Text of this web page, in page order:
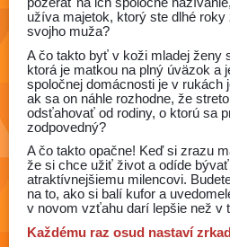
užíva majetok, ktorý ste dlhé
svojho muža?
A čo takto byť v koži mladej ženy
ktorá je matkou na plný úväzok a
spoločnej domácnosti je v rukách
ak sa on náhle rozhodne, že
odsťahovať od rodiny, o ktorú sa
zodpovedný?
A čo takto opačne! Keď si zrazu
že si chce užiť život a odíde
atraktívnejšiemu milencovi.
na to, ako si balí kufor a
v novom vzťahu darí lepšie než v
Každému raz osud nastaví